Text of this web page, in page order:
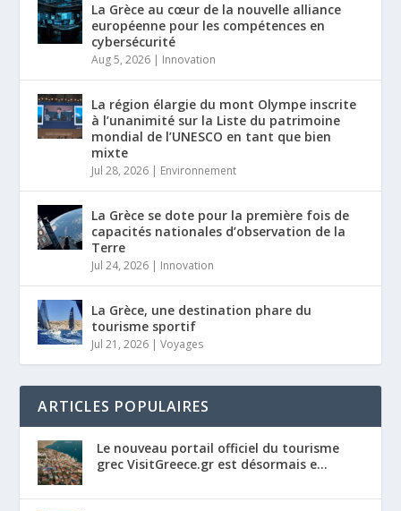
La Grèce au cœur de la nouvelle alliance
européenne pour les compétences en
cybersécurité
Aug 5, 2026 | Innovation
La région élargie du mont Olympe inscrite
à l’unanimité sur la Liste du patrimoine
mondial de l’UNESCO en tant que bien
mixte
Jul 28, 2026 | Environnement
La Grèce se dote pour la première fois de
capacités nationales d’observation de la
Terre
Jul 24, 2026 | Innovation
La Grèce, une destination phare du
tourisme sportif
Jul 21, 2026 |Voyages
ARTICLES POPULAIRES
Le nouveau portail officiel du tourisme
grec VisitGreece.gr est désormais e...